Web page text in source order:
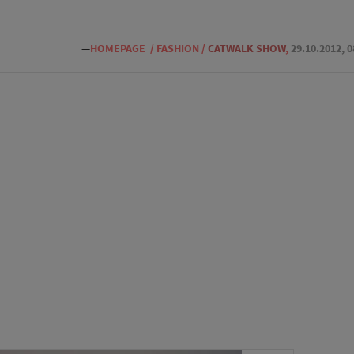
—HOMEPAGE / FASHION / CATWALK SHOW, 29.10.2012,